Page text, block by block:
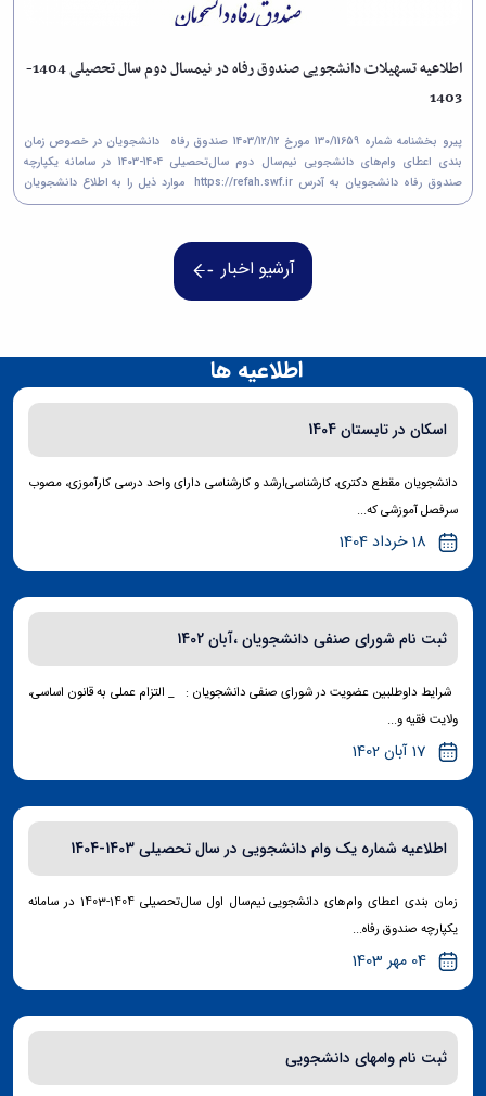
اطلاعیه تسهیلات دانشجویی صندوق رفاه در نیمسال دوم سال تحصیلی 1404-
1403
پیرو بخشنامه شماره 130/11659 مورخ 1403/12/12 صندوق رفاه دانشجویان در خصوص زمان
بندی اعطای وام‌های دانشجویی نیم‌سال دوم سال‌تحصیلی 1404-1403 در سامانه یکپارچه
صندوق رفاه دانشجویان به آدرس https://refah.swf.ir موارد ذیل را به اطلاع دانشجویان
گرامی می‌رساند ؛ ✅1) ثبت...
آرشیو اخبار
اطلاعیه ها
اسکان در تابستان 1404
دانشجویان مقطع دکتری، کارشناسی‌ارشد و کارشناسی دارای واحد درسی کارآموزی، مصوب
سرفصل آموزشی که...
18 خرداد 1404
ثبت نام شورای صنفی دانشجویان ،آبان 1402
شرایط داوطلبین عضویت در شورای صنفی دانشجویان : _ التزام عملی به قانون اساسی،
ولایت فقیه و...
17 آبان 1402
اطلاعیه شماره یک وام دانشجویی در سال تحصیلی 1403-1404
زمان بندی اعطای وام‌های دانشجویی نیم‌سال اول سال‌تحصیلی 1404-1403 در سامانه
یکپارچه صندوق رفاه...
04 مهر 1403
ثبت نام وامهای دانشجویی